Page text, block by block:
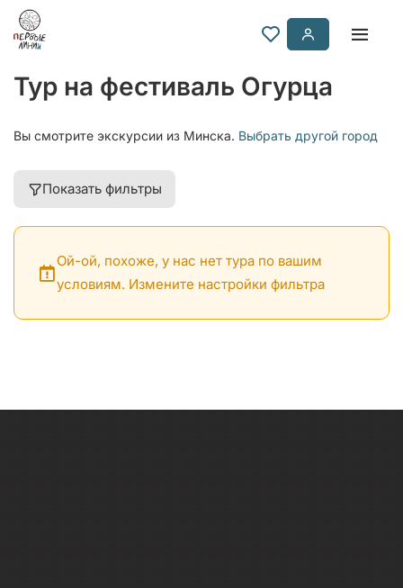
Тур на фестиваль Огурца
Вы смотрите экскурсии из Минска. Выбрать другой город
Показать фильтры
Ой-ой, похоже, у нас нет тура по вашим
условиям. Измените настройки фильтра